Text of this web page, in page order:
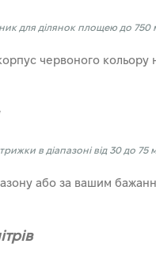
для ділянок площею до 750
червоного кольору
в діапазоні від 30 до
або за вашим